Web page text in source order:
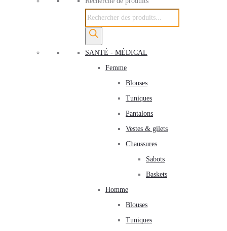
SANTÉ - MÉDICAL
Femme
Blouses
Tuniques
Pantalons
Vestes & gilets
Chaussures
Sabots
Baskets
Homme
Blouses
Tuniques